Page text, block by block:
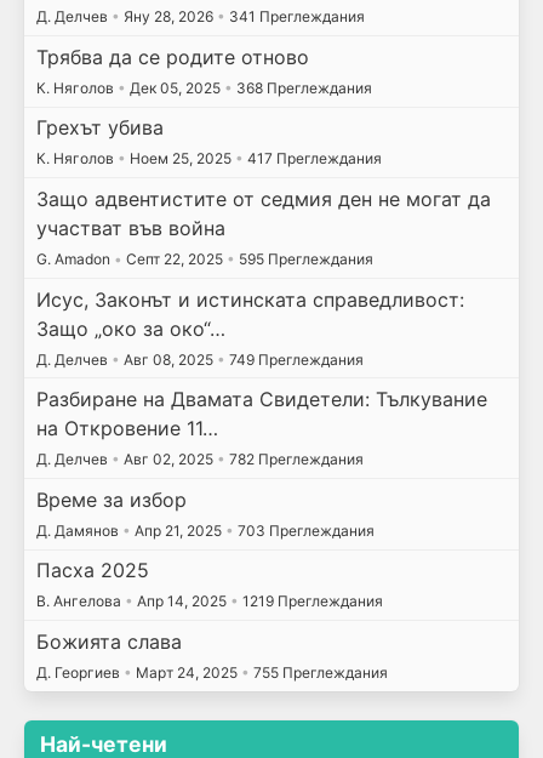
Д. Делчев • Яну 28, 2026 • 341 Преглеждания
Трябва да се родите отново
К. Няголов • Дек 05, 2025 • 368 Преглеждания
Грехът убива
К. Няголов • Ноем 25, 2025 • 417 Преглеждания
Защо адвентистите от седмия ден не могат да
участват във война
G. Amadon • Септ 22, 2025 • 595 Преглеждания
Исус, Законът и истинската справедливост:
Защо „око за око“…
Д. Делчев • Авг 08, 2025 • 749 Преглеждания
Разбиране на Двамата Свидетели: Тълкувание
на Откровение 11…
Д. Делчев • Авг 02, 2025 • 782 Преглеждания
Време за избор
Д. Дамянов • Апр 21, 2025 • 703 Преглеждания
Пасха 2025
В. Ангелова • Апр 14, 2025 • 1219 Преглеждания
Божията слава
Д. Георгиев • Март 24, 2025 • 755 Преглеждания
Най-четени